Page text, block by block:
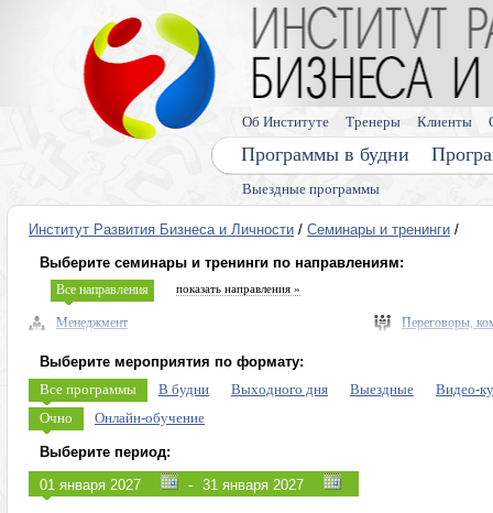
Выездные программы
Программы в будни
Об Институте Тренеры Клиенты
Институт Развития Бизнеса и Личности / Семинары и тренинги /
Выберите семинары и тренинги по направлениям:
Все направления показать направления »
Менеджмент
Безопасность бизнеса, риски
Экономика, право
Налоговое планирование
Управление персоналом (HR)
Продажи, клиенты, сервис
Переговоры,
Выберите мероприятия по формату:
Все программы
В будни Выходного дня Выездные
Видео-
Очно
Онлайн-обучение
Выберите период:
-